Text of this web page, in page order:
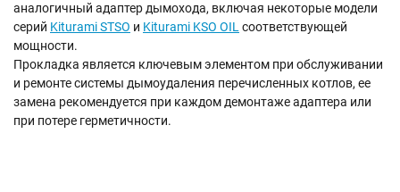
аналогичный адаптер дымохода, включая некоторые модели
серий Kiturami STSO и Kiturami KSO OILсоответствующей
мощности.
Прокладка является ключевым элементом при обслуживании
и ремонте системы дымоудаления перечисленных котлов, ее
замена рекомендуется при каждом демонтаже адаптера или
при потере герметичности.